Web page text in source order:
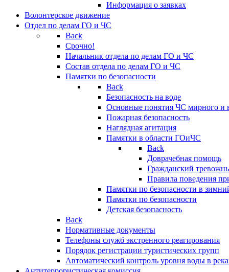
Информация о заявках
Волонтерское движение
Отдел по делам ГО и ЧС
Back
Срочно!
Начальник отдела по делам ГО и ЧС
Состав отдела по делам ГО и ЧС
Памятки по безопасности
Back
Безопасность на воде
Основные понятия ЧС мирного и
Пожарная безопасность
Наглядная агитация
Памятки в области ГОиЧС
Back
Доврачебная помощь
Гражданский
Правила поведения
Памятки по безопасности в
Памятки по безопасности
Детская безопасность
Back
Нормативные документы
Телефоны служб экстренного реагирования
Порядок регистрации туристических групп
Автоматический контроль уровня воды в